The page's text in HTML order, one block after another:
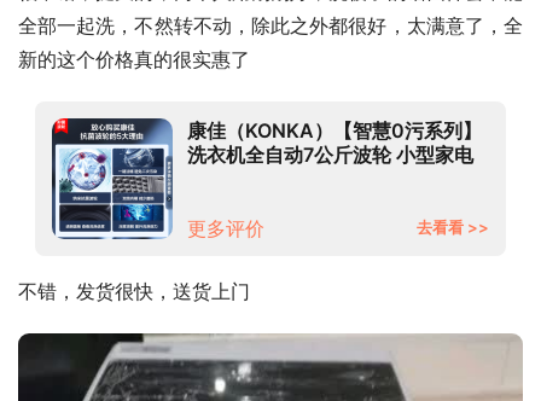
全部一起洗，不然转不动，除此之外都很好，太满意了，全
新的这个价格真的很实惠了
康佳（KONKA）【智慧0污系列】
洗衣机全自动7公斤波轮 小型家电
更多评价
去看看 >>
不错，发货很快，送货上门